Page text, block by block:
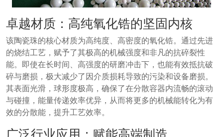
卓越材质：高纯氧化锆的坚固内核
该陶瓷珠的核心材质为高纯度、高密度的氧化锆。通过先进
的烧结工艺，赋予了其极高的机械强度和非凡的抗碎裂性
能。即使在长时间、高强度的研磨冲击下，也能有效抵抗破
碎与磨损，极大减少了因介质损耗导致的污染和设备磨损。
其表面光滑，球形度极高，确保了在分散容器内流畅的滚动
与碰撞，能量传递效率优异，从而将更多的机械能转化为有
效的分散能，提升工艺效率。